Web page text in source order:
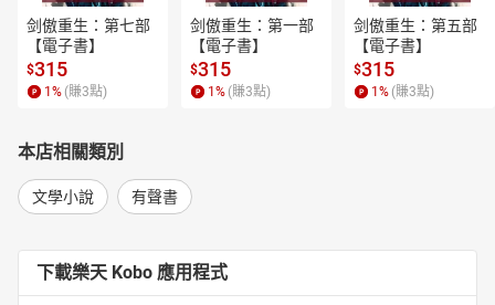
剑傲重生：第七部
【電子書】
$315
1 % (賺3點)
剑傲重生：第一部
【電子書】
$315
1 % (賺3點)
剑傲重生：第五部
【電子書】
$315
1 % (賺3點)
本店相關類別
文學小說 有聲書
下載樂天 Kobo 應用程式